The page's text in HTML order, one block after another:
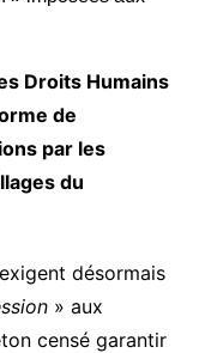
Droits Humains
de
par les
du
désormais
» aux
censé garantir